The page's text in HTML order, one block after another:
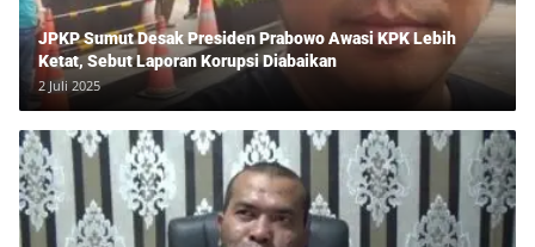
JPKP Sumut Desak Presiden Prabowo Awasi KPK Lebih
Ketat, Sebut Laporan Korupsi Diabaikan
2 Juli 2025